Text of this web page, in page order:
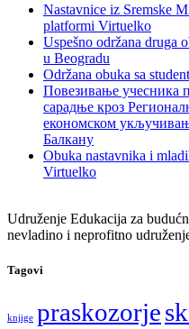
Nastavnice iz Sremske
platformi Virtuelko
Uspešno održana druga
u Beogradu
Održana obuka sa
Повезивање учесника
сарадње кроз
економском
Балкану
Obuka nastavnika i
Virtuelko
Udruženje Edukacija za
nevladino i neprofitno
Tagovi
knjige praskozorje